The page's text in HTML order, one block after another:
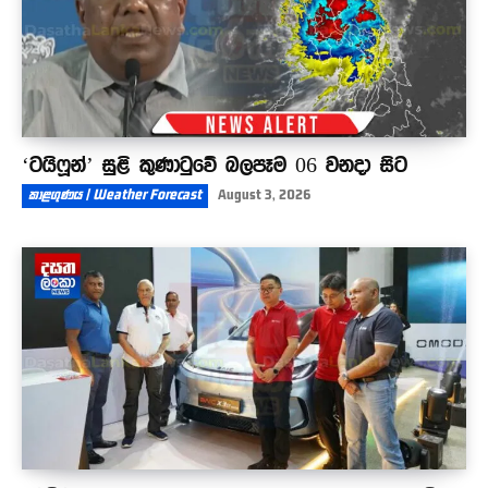
‘ටයිෆූන්’ සුළි කුණාටුවේ බලපෑම 06 වනදා සිට
කාළගුණය | Weather Forecast August 3, 2026